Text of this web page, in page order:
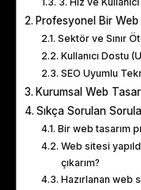
Profesyonel Bir Web
Sektör ve Sınır
Kullanıcı Dostu
SEO Uyumlu
Kurumsal Web
Sıkça Sorulan
Bir web tasarım
Web sitesi
çıkarım?
Hazırlanan web